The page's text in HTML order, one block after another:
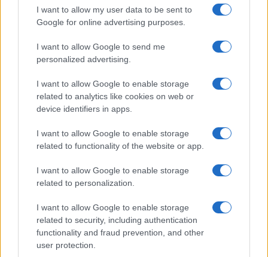
I want to allow my user data to be sent to
Google for online advertising purposes.
I want to allow Google to send me
personalized advertising.
I want to allow Google to enable storage
related to analytics like cookies on web or
device identifiers in apps.
I want to allow Google to enable storage
related to functionality of the website or app.
I want to allow Google to enable storage
related to personalization.
I want to allow Google to enable storage
related to security, including authentication
functionality and fraud prevention, and other
user protection.
veszprémi Laczkó Dezső Múzeumban február végén –
közölték a múzeumban tartott pénteki sajtótájékoztatón.
Ritka római kori szarkofágot és
sírépítményt találtak hazai régészek
Nemzeti Régészeti Intézetének „Hádész Kapujában, római
sírépítmény feltárása Nagyvázsony határában” címet viselő
tudományos projektjének eredményeit.
„Tiszta, festői líra” – Egry József-tárlatok
Veszprémben